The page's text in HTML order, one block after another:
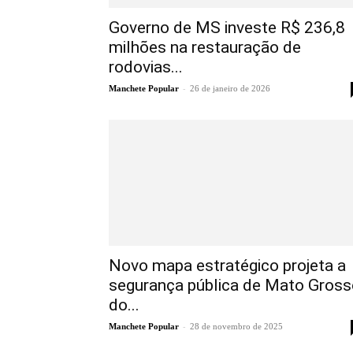
Governo de MS investe R$ 236,8
milhões na restauração de
rodovias...
Manchete Popular - 26 de janeiro de 2026
Novo mapa estratégico projeta a
segurança pública de Mato
do...
Manchete Popular - 28 de novembro de 2025